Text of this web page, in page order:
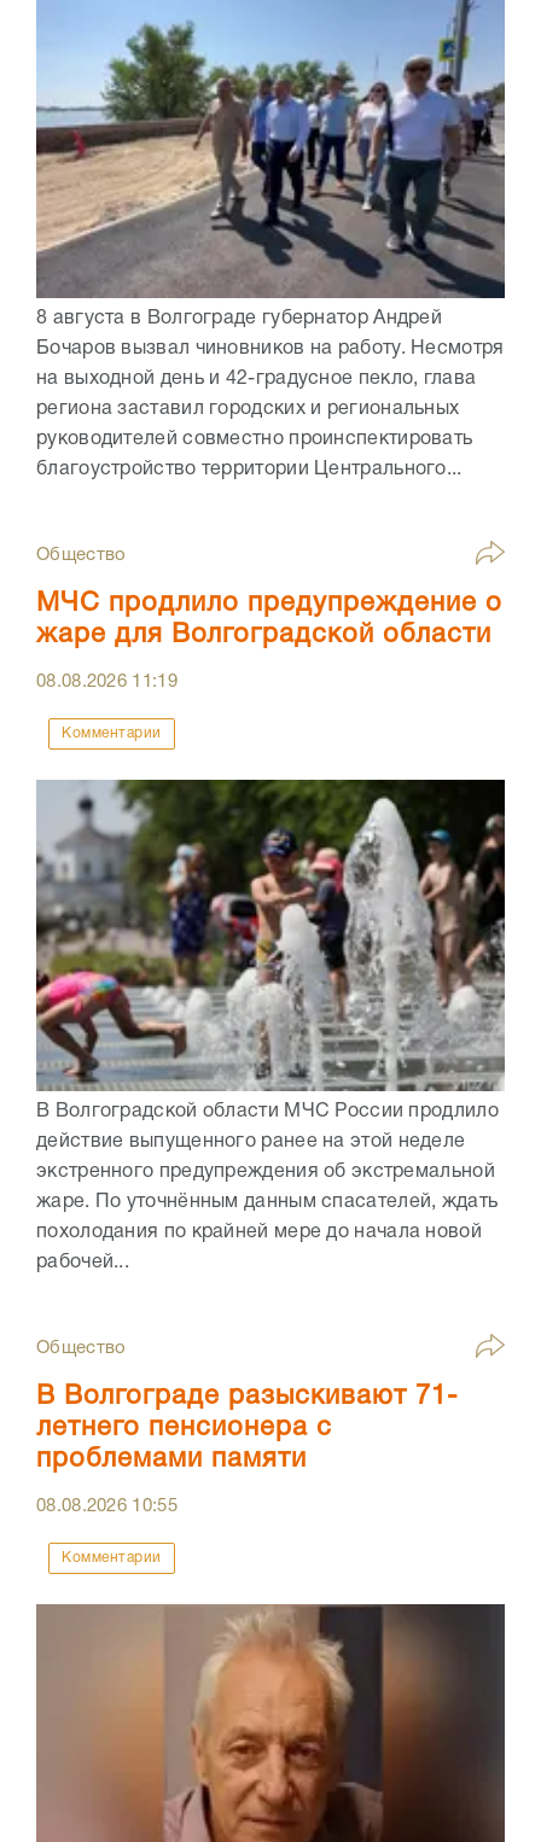
8 августа в Волгограде губернатор Андрей
Бочаров вызвал чиновников на работу. Несмотря
на выходной день и 42-градусное пекло, глава
региона заставил городских и региональных
руководителей совместно проинспектировать
благоустройство территории Центрального...
Общество
МЧС продлило предупреждение о
жаре для Волгоградской области
08.08.2026 11:19
Комментарии
В Волгоградской области МЧС России продлило
действие выпущенного ранее на этой неделе
экстренного предупреждения об экстремальной
жаре. По уточнённым данным спасателей, ждать
похолодания по крайней мере до начала новой
рабочей...
Общество
В Волгограде разыскивают 71-
летнего пенсионера с
проблемами памяти
08.08.2026 10:55
Комментарии